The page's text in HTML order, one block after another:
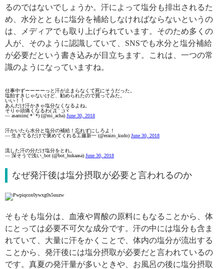
るのではないでしょうか。汗によって塩分も排出されるた
め、水分とともに塩分を補給しなければならないというの
は、メディアでも取り上げられています。そのため多くの
人が、そのように認識していて、SNSでも水分と塩分補給
が必要だという書き込みが目立ちます。これは、一つの常
識のようになっていますね。
仕事中ずーーーーっと汗が止まらなくて死にそうだった。
塩飴すきじゃないけど、勧められたので買ってみた。
いい！！
あんだけ汗かきゃ塩分なくなるよね。
そりゃ頭痛くなるわ(´Д｀;)ヾ
— asamim( *˙˙*) (@mi_acha) June 30, 2018
汗かいたら水分と塩分の補給！忘れずにしろよ！
— 生きてるだけで褒めてくれる工藤新一 (@eraizo_kudo) June 30, 2018
流した汗の分だけ塩分をとれ。
— 深そうで浅い_bot (@bot_hukaasa) June 30, 2018
なぜ発汗後は塩分摂取が必要と言われるのか
そもそも塩分は、血液や胃酸の原料にもなることから、体
にとっては必要不可欠な成分です。汗の中には塩分も含ま
れていて、大量に汗をかくことで、体内の塩分が流出する
ことから、発汗後には塩分摂取が必要だと言われているの
です。真夏の発汗量が多いときや、お風呂の後に塩分摂取